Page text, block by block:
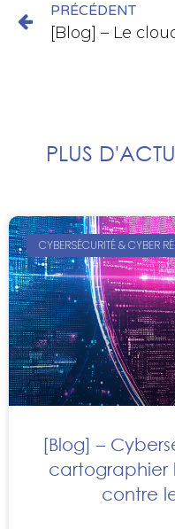
PRÉCÉDENT
PLUS
CYBERSÉCURITÉ & CYBER
[Blog] –
cartographier
contre